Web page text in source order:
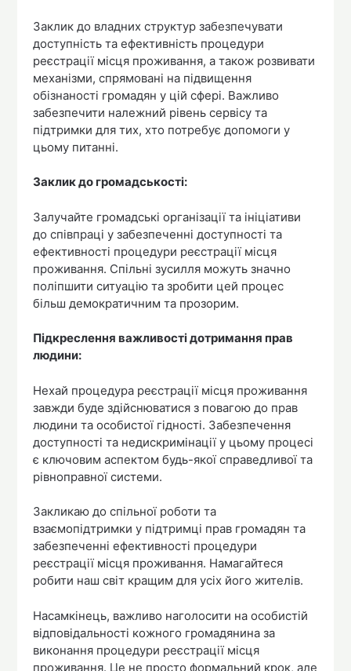
Заклик до владних структур забезпечувати
доступність та ефективність процедури
реєстрації місця проживання, а також розвивати
механізми, спрямовані на підвищення
обізнаності громадян у цій сфері. Важливо
забезпечити належний рівень сервісу та
підтримки для тих, хто потребує допомоги у
цьому питанні.
Заклик до громадськості:
Залучайте громадські організації та ініціативи
до співпраці у забезпеченні доступності та
ефективності процедури реєстрації місця
проживання. Спільні зусилля можуть значно
поліпшити ситуацію та зробити цей процес
більш демократичним та прозорим.
Підкреслення важливості дотримання прав
людини:
Нехай процедура реєстрації місця проживання
завжди буде здійснюватися з повагою до прав
людини та особистої гідності. Забезпечення
доступності та недискримінації у цьому процесі
є ключовим аспектом будь-якої справедливої та
рівноправної системи.
Закликаю до спільної роботи та
взаємопідтримки у підтримці прав громадян та
забезпеченні ефективності процедури
реєстрації місця проживання. Намагайтеся
робити наш світ кращим для усіх його жителів.
Насамкінець, важливо наголосити на особистій
відповідальності кожного громадянина за
виконання процедури реєстрації місця
проживання. Це не просто формальний крок, але